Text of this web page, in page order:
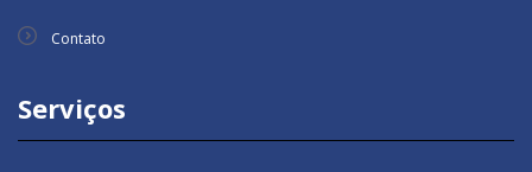
Contato
Serviços